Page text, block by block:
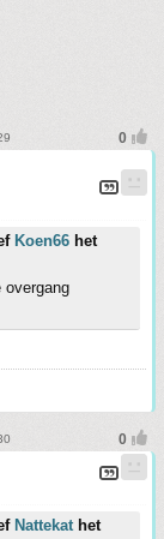
Koen66 het
overgang
Nattekathet